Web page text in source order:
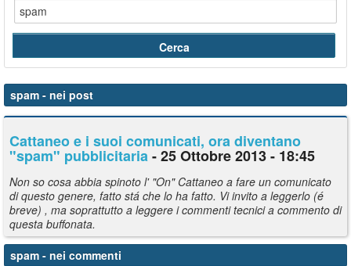
spam - nei post
Cattaneo e i suoi comunicati, ora diventano
"spam" pubblicitaria- 25 Ottobre 2013 - 18:45
Non so cosa abbia spinoto l' "On" Cattaneo a fare un comunicato
di questo genere, fatto stá che lo ha fatto. Vi invito a leggerlo (é
breve) , ma soprattutto a leggere i commenti tecnici a commento di
questa buffonata.
spam - nei commenti